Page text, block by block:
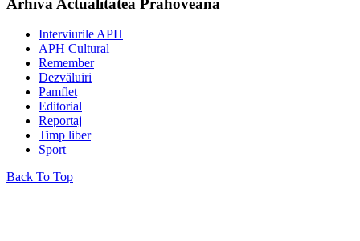
Interviurile APH
APH Cultural
Remember
Dezvăluiri
Pamflet
Editorial
Reportaj
Timp liber
Sport
Back To Top